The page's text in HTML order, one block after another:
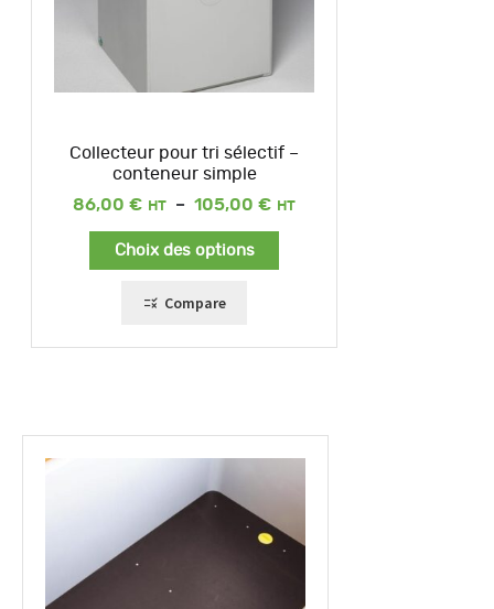
Collecteur pour tri sélectif –
conteneur simple
86,00 € – 105,00 €
Plage
Choix des options
Compare